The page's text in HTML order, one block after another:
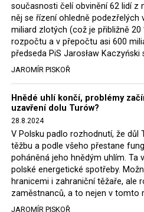
Rozhodnutí polského ministra
německé, české a polské
představit, že by o takové věci
Bodnar. Musel získat politický
Stále jsou totiž platné
že důl i elektrárna jsou –
polského energetického mixu
se svými dceřinými
tisíc lidí. Navíc s činností
souvisí dalších několik desítek
regionu. Zelená politika ale
Rozhodnutí polského ministra
německé, české a polské
současnosti čelí obvinění 62 lidí z
něj se řízení ohledně podezřelých
miliard zlotých (což je přibližně 20
rozpočtu a v přepočtu asi 600
předseda PiS Jarosław Kaczyński
JAROMÍR PISKOŘ
Hnědé uhlí končí, problémy
uzavření dolu Turów?
28.8.2024
V Polsku padlo rozhodnutí, že důl
těžbu a podle všeho přestane
poháněná jeho hnědým uhlím. Ta
polské energetické spotřeby.
hranicemi i zahraniční těžaře, ale
zaměstnanců, a to nejen v tomto
JAROMÍR PISKOŘ